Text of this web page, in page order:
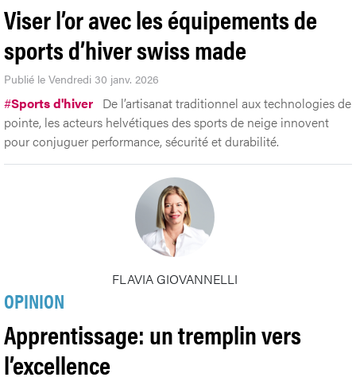
Viser l’or avec les équipements de
sports d’hiver swiss made
Publié le Vendredi 30 janv. 2026
#Sports d'hiver De l’artisanat traditionnel aux technologies de
pointe, les acteurs helvétiques des sports de neige innovent
pour conjuguer performance, sécurité et durabilité.
FLAVIA GIOVANNELLI
OPINION
Apprentissage: un tremplin vers
l’excellence